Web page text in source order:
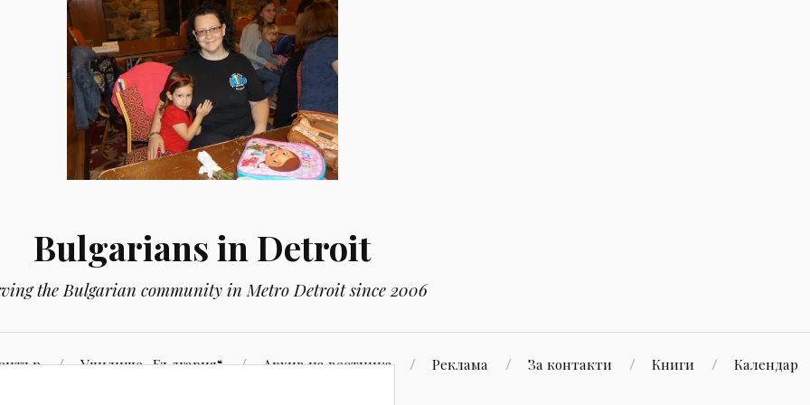
Bulgarians in Detroit
the Bulgarian community in Metro Detroit since 2006
Училище „България“ Aрхив на вестника Реклама За контакти Книги Календар